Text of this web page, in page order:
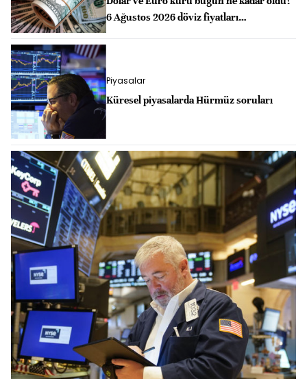
6 Ağustos 2026 döviz fiyatları…
Piyasalar
Küresel piyasalarda Hürmüz soruları